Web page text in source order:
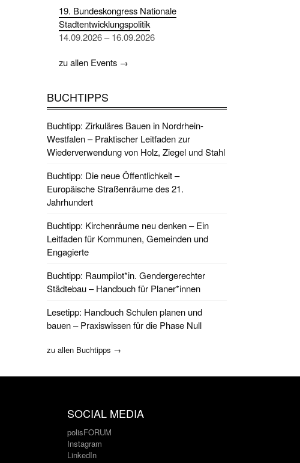
19. Bundeskongress Nationale
Stadtentwicklungspolitik
14.09.2026 – 16.09.2026
zu allen Events →
BUCHTIPPS
Buchtipp: Zirkuläres Bauen in Nordrhein-
Westfalen – Praktischer Leitfaden zur
Wiederverwendung von Holz, Ziegel und Stahl
Buchtipp: Die neue Öffentlichkeit –
Europäische Straßenräume des 21.
Jahrhundert
Buchtipp: Kirchenräume neu denken – Ein
Leitfaden für Kommunen, Gemeinden und
Engagierte
Buchtipp: Raumpilot*in. Gendergerechter
Städtebau – Handbuch für Planer*innen
Lesetipp: Handbuch Schulen planen und
bauen – Praxiswissen für die Phase Null
zu allen Buchtipps →
SOCIAL MEDIA
polisFORUM
Instagram
LinkedIn